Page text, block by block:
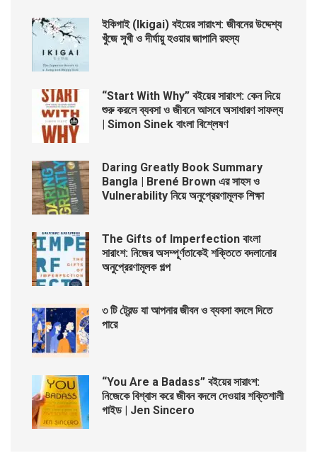
ইকিগাই (Ikigai) বইয়ের সারাংশ: জীবনের উদ্দেশ্য
খুঁজে সুখী ও দীর্ঘায়ু হওয়ার জাপানি রহস্য
“Start With Why” বইয়ের সারাংশ: কেন দিয়ে
শুরু করলে ব্যবসা ও জীবনে আসবে অসাধারণ সাফল্য
| Simon Sinek বাংলা বিশ্লেষণ
Daring Greatly Book Summary
Bangla | Brené Brown এর সাহস ও
Vulnerability নিয়ে অনুপ্রেরণামূলক শিক্ষা
The Gifts of Imperfection বাংলা
সারাংশ: নিজের অসম্পূর্ণতাকেই শক্তিতে বদলানোর
অনুপ্রেরণামূলক গল্প
৩ টি ট্রেন্ড যা আপনার জীবন ও ব্যবসা বদলে দিতে
পারে
“You Are a Badass” বইয়ের সারাংশ:
নিজেকে বিশ্বাস করে জীবন বদলে দেওয়ার শক্তিশালী
গাইড | Jen Sincero